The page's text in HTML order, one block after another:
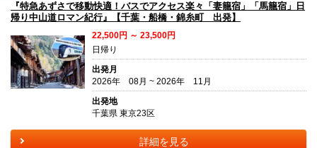
『特急あずさで移動快適！バスでアクセス楽々「妻籠宿」「馬籠宿」日
帰り中山道ロマン紀行』【千葉・船橋・錦糸町 出発】
22,500円 ～ 23,500円
日帰り
出発月
2026年 08月 ~ 2026年 11月
出発地
千葉県 東京23区
詳細を見る